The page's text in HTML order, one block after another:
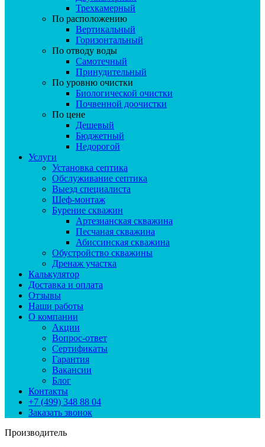
Трехкамерный
По расположению
Вертикальный
Горизонтальный
По отводу воды
Самотечный
Принудительный
По уровню очистки
Биологической очистки
Почвенной доочистки
По цене
Дешевый
Бюджетный
Недорогой
Услуги
Установка септика
Обслуживание септика
Выезд специалиста
Шеф-монтаж
Бурение скважин
Артезианская скважина
Песчаная скважина
Абиссинская скважина
Обустройство скважины
Дренаж участка
Калькулятор
Доставка и оплата
Отзывы
Наши работы
О компании
Акции
Вопрос-ответ
Сертификаты
Гарантия
Вакансии
Блог
Контакты
+7 (499) 348 88 04
Заказать звонок
Производитель